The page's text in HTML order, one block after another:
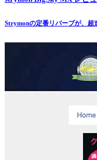
Strymonの定番リバーブが、超